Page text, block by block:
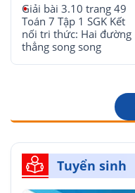
Giải bài 3.10 trang 49
Toán 7 Tập 1 SGK Kết
nối tri thức: Hai đường
thẳng song song
Tuyển sinh